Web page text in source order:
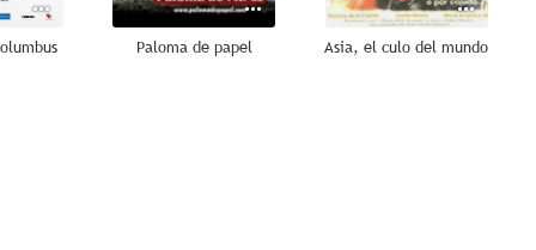
Paloma de papel Asia, el culo del mundo